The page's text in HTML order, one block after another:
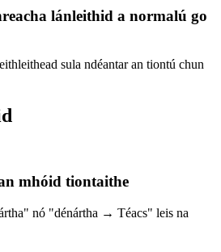
lánleithid a normalú go
sula ndéantar an tiontú chun
mhóid tiontaithe
nó "dénártha → Téacs" leis na